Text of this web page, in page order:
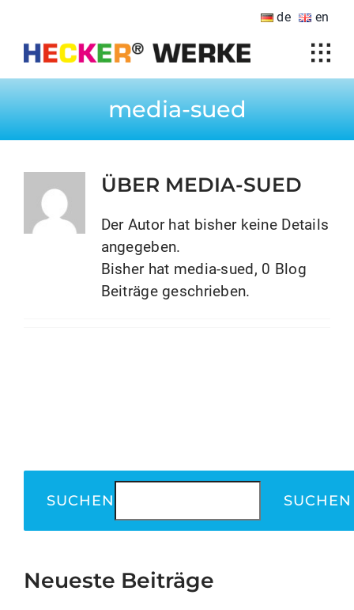
springen
de en
Home
Karriere
Downloads
HECKER international
media-sued
ÜBER MEDIA-SUED
Der Autor hat bisher keine Details
angegeben.
Bisher hat media-sued, 0 Blog
Beiträge geschrieben.
SUCHEN SUCHEN
Neueste Beiträge